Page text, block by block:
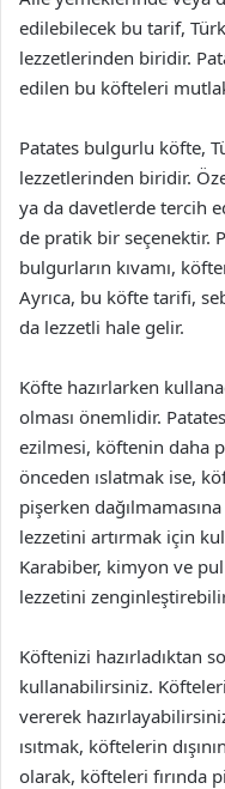
edilebilecek bu tarif,
lezzetlerinden biridir.
edilen bu köfteleri
Patates bulgurlu köfte,
lezzetlerinden biridir.
ya da davetlerde tercih
de pratik bir seçenektir.
bulgurların kıvamı,
Ayrıca, bu köfte tarifi,
da lezzetli hale gelir.
Köfte hazırlarken
olması önemlidir.
ezilmesi, köftenin daha
önceden ıslatmak ise,
pişerken
lezzetini artırmak için
Karabiber, kimyon ve
lezzetini
Köftenizi hazırladıktan
kullanabilirsiniz.
vererek
ısıtmak, köftelerin
olarak, köfteleri fırında